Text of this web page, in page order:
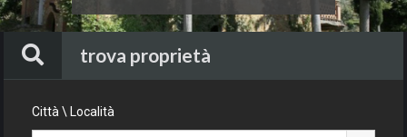
trova proprietà
Città \ Località